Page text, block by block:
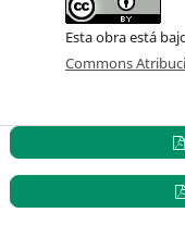
Esta obra está
Commons